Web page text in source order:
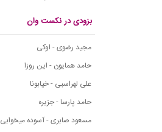
بزودی در نکست وان
مجید رضوی - اوکی
حامد همایون - این روزا
علی لهراسبی - خیابونا
حامد پارسا - جزیره
مسعود صابری - آسوده میخوابی